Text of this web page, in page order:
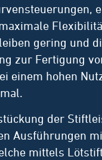
gering und
zur Fertigung
einem hohen
der
Ausführungen
mittels